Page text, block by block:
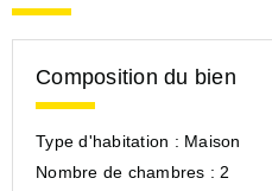
Composition du bien
Type d'habitation : Maison
Nombre de chambres : 2